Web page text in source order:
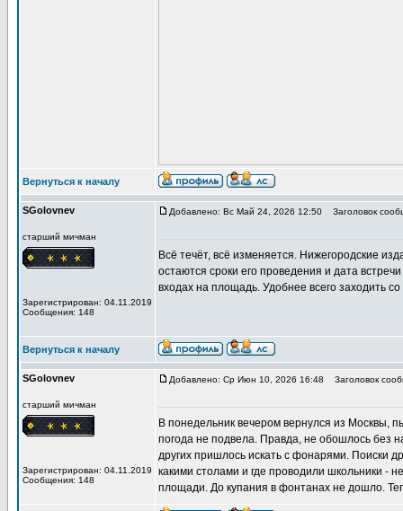
Вернуться к началу
SGolovnev
старший мичман
Зарегистрирован: 04.11.2019
Сообщения: 148
Добавлено: Вс Май 24, 2026 12:50 Заголовок
Всё течёт, всё изменяется. Нижегородские
остаются сроки его проведения и дата
входах на площадь. Удобнее всего заходить
Вернуться к началу
SGolovnev
старший мичман
Зарегистрирован: 04.11.2019
Сообщения: 148
Добавлено: Ср Июн 10, 2026 16:48 Заголовок
В понедельник вечером вернулся из Москвы,
погода не подвела. Правда, не обошлось без
других пришлось искать с фонарями. Поиски
какими столами и где проводили школьники -
площади. До купания в фонтанах не дошло.